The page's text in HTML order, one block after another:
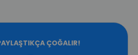
ÇOĞALIR!